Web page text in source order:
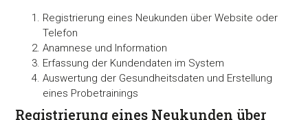
Registrierung eines Neukunden über Website oder
Telefon
Anamnese und Information
Erfassung der Kundendaten im System
Auswertung der Gesundheitsdaten und Erstellung
eines Probetrainings
Registrierung eines Neukunden über